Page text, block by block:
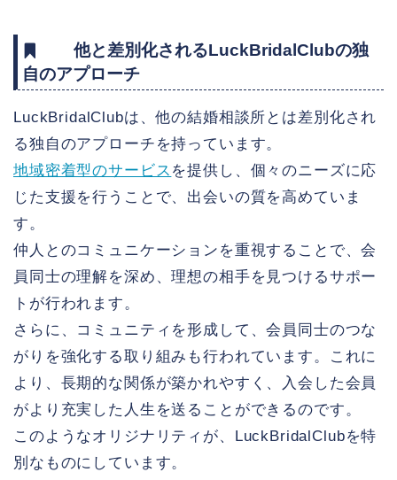
他と差別化されるLuckBridalClubの独
自のアプローチ
LuckBridalClubは、他の結婚相談所とは差別化され
る独自のアプローチを持っています。
地域密着型のサービス を提供し、個々のニーズに応
じた支援を行うことで、出会いの質を高めていま
す。
仲人とのコミュニケーションを重視することで、会
員同士の理解を深め、理想の相手を見つけるサポー
トが行われます。
さらに、コミュニティを形成して、会員同士のつな
がりを強化する取り組みも行われています。これに
より、長期的な関係が築かれやすく、入会した会員
がより充実した人生を送ることができるのです。
このようなオリジナリティが、LuckBridalClubを特
別なものにしています。